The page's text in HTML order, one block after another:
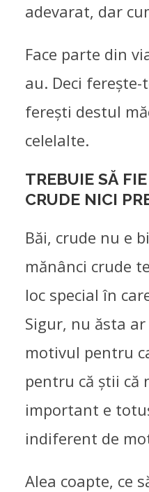
23/
adevarat, dar
Face parte din
au. Deci
ferești destul
celelalte.
TREBUIE SĂ
CRUDE NICI
Băi, crude nu e
mănânci crude
loc special în
Sigur, nu ăsta
motivul pentru
pentru că știi că
important e
indiferent de
Alea coapte, ce